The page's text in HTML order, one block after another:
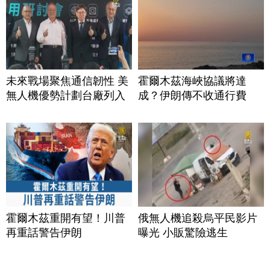
未來戰場聚焦通信韌性 美
無人機優勢計劃台廠列入
霍爾木茲海峽協議將達
成？伊朗傳不收通行費
霍爾木茲重開有望！川普
再重話警告伊朗
俄無人機追殺烏平民影片
曝光 小販驚險逃生